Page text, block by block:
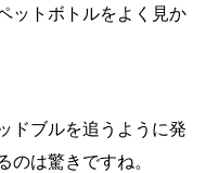
ットボトルをよく見か
ドブルを追うように発
のは驚きですね。